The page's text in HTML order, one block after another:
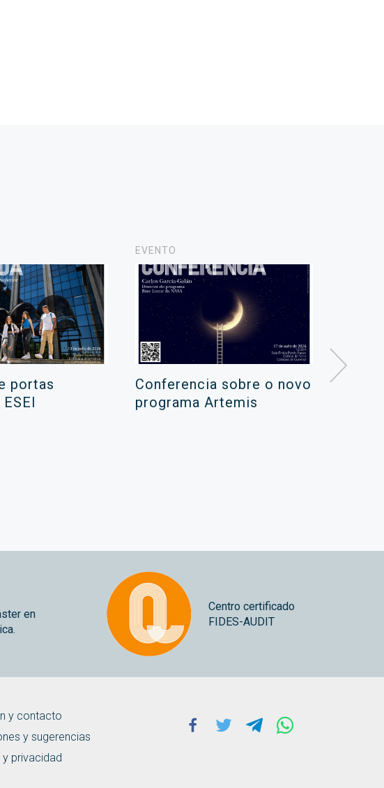
portas
EVENTO
Conferencia sobre o novo
programa Artemis
en
Centro certificado
FIDES-AUDIT
y contacto
y sugerencias
privacidad
Facebook
Twitter Telegram